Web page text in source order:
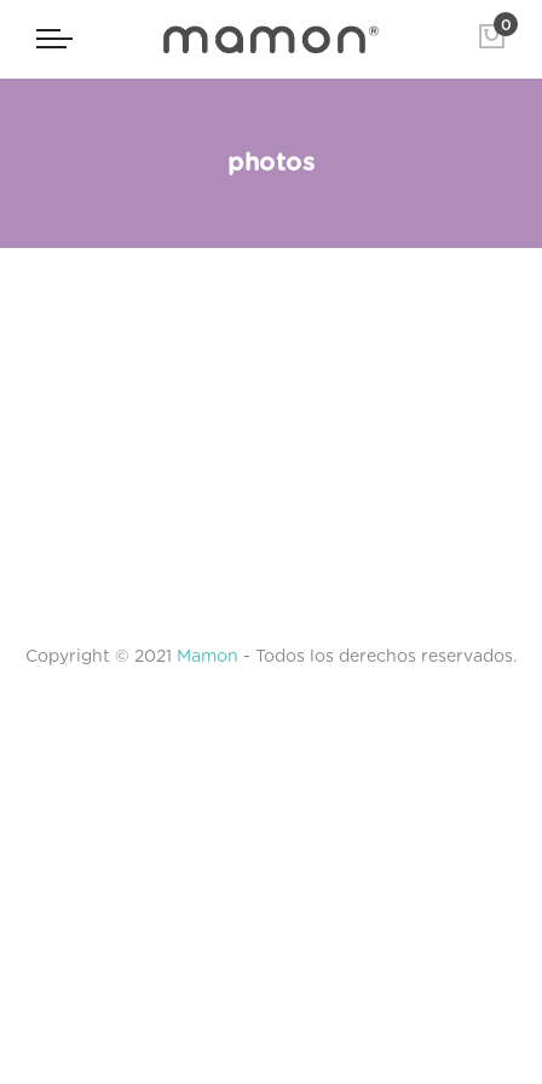
0
photos
Copyright © 2021 Mamon - Todos los derechos reservados.